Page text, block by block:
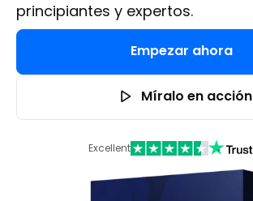
principiantes y expertos.
Empezar ahora
Míralo en acción
Excellent